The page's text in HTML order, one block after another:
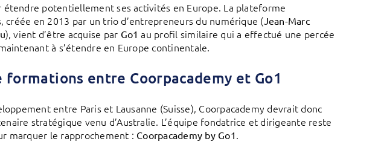
étendre potentiellement ses activités en Europe. La plateforme
créée en 2013 par un trio d’entrepreneurs du numérique (Jean-Marc
), vient d’être acquise par Go1 au profil similaire qui a effectué une percée
à s’étendre en Europe continentale.
entre Coorpacademy et Go1
entre Paris et Lausanne (Suisse), Coorpacademy devrait donc
stratégique venu d’Australie. L’équipe fondatrice et dirigeante reste
marquer le rapprochement : Coorpacademy by Go1 .